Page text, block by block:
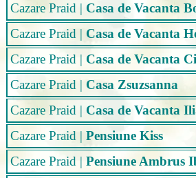
Cazare Praid | Casa de Vacanta
Cazare Praid | Casa de Vacanta
Cazare Praid | Casa de Vacanta
Cazare Praid | Casa Zsuzsanna
Cazare Praid | Casa de Vacanta
Cazare Praid | Pensiune Kiss
Cazare Praid | Pensiune Ambrus